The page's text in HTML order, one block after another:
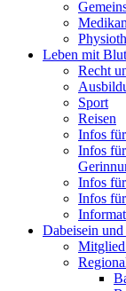
Leben mit
Recht
Sport
Reisen
Infos
Infos
Infos
Infos
Dabeisein